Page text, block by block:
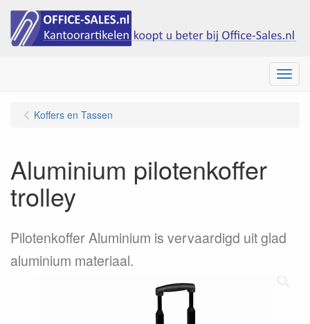
Menu
Koffers en Tassen
Aluminium pilotenkoffer
trolley
Pilotenkoffer Aluminium is vervaardigd uit glad
aluminium materiaal.